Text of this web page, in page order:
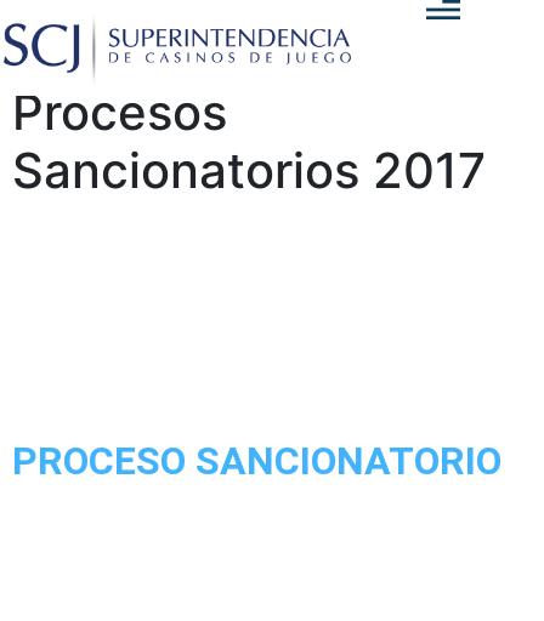
Procesos
Sancionatorios 2017
PROCESO SANCIONATORIO